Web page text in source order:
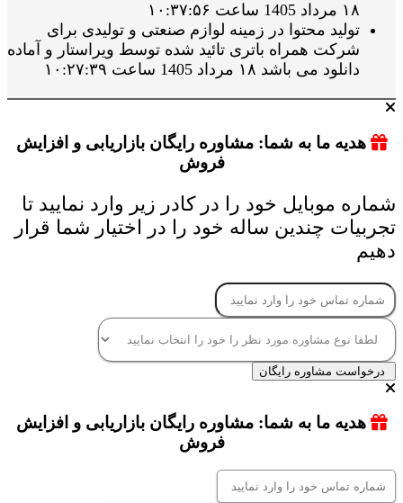
۱۸ مرداد 1405 ساعت ۱۰:۳۷:۵۶
تولید محتوا در زمینه لوازم صنعتی و تولیدی برای
شرکت همراه باتری تائید شده توسط ویراستار و آماده
دانلود می باشد ۱۸ مرداد 1405 ساعت ۱۰:۲۷:۳۹
هدیه ما به شما: مشاوره رایگان بازاریابی و افزایش
فروش
شماره موبایل خود را در کادر زیر وارد نمایید تا
تجربیات چندین ساله خود را در اختیار شما قرار
دهیم
درخواست مشاوره رایگان
هدیه ما به شما: مشاوره رایگان بازاریابی و افزایش
فروش